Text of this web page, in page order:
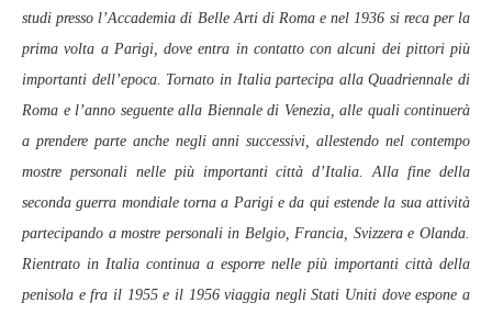
studi presso l’Accademia di Belle Arti di Roma e nel 1936 si reca per la
prima volta a Parigi, dove entra in contatto con alcuni dei pittori più
importanti dell’epoca. Tornato in Italia partecipa alla Quadriennale di
Roma e l’anno seguente alla Biennale di Venezia, alle quali continuerà
a prendere parte anche negli anni successivi, allestendo nel contempo
mostre personali nelle più importanti città d’Italia. Alla fine della
seconda guerra mondiale torna a Parigi e da qui estende la sua attività
partecipando a mostre personali in Belgio, Francia, Svizzera e Olanda.
Rientrato in Italia continua a esporre nelle più importanti città della
penisola e fra il 1955 e il 1956 viaggia negli Stati Uniti dove espone a